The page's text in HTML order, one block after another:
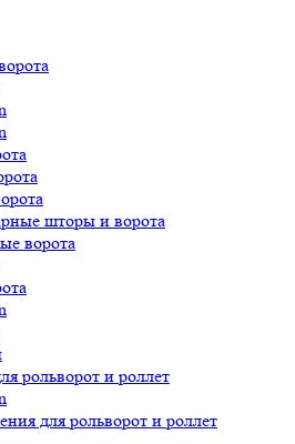
шторы и ворота
ворота
рольворот и роллет
для рольворот и роллет